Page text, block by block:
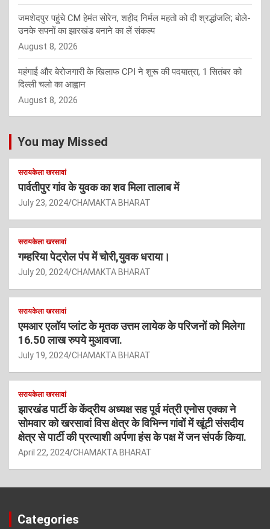
जमशेदपुर पहुंचे CM हेमंत सोरेन, शहीद निर्मल महतो को दी श्रद्धांजलि; बोले-
उनके सपनों का झारखंड बनाने का लें संकल्प
August 8, 2026
महंगाई और बेरोजगारी के खिलाफ CPI ने शुरू की पदयात्रा, 1 सितंबर को
दिल्ली चलो का आह्वान
August 8, 2026
You may Missed
सरायकेला खरसावां
पार्वतीपुर गांव के युवक का शव मिला तालाब में
July 23, 2024 CHAMAKTA BHARAT
सरायकेला खरसावां
गम्हरिया पेट्रोल पंप में चोरी,युवक धराया।
July 20, 2024 CHAMAKTA BHARAT
सरायकेला खरसावां
एमआर एलॉय प्लांट के मृतक उत्तम लायेक के परिजनों को मिलेगा
16.50 लाख रुपये मुआवजा.
July 19, 2024 CHAMAKTA BHARAT
सरायकेला खरसावां
झारखंड पार्टी के केंद्रीय अध्यक्ष सह पूर्व मंत्री एनोस एक्का ने
सोमवार को खरसावां विस क्षेत्र के विभिन्न गांवों में खूंटी संसदीय
क्षेत्र से पार्टी की प्रत्याशी अर्पणा हंस के पक्ष में जन संपर्क किया.
April 22, 2024 CHAMAKTA BHARAT
Categories